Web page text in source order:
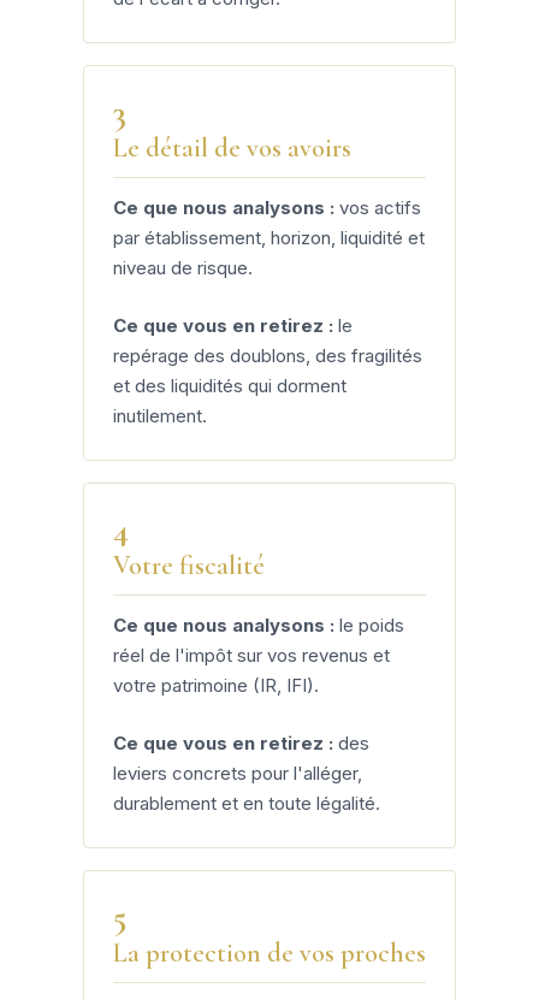
3
Le détail de vos avoirs
Ce que nous analysons : vos actifs
par établissement, horizon, liquidité et
niveau de risque.
Ce que vous en retirez : le
repérage des doublons, des fragilités
et des liquidités qui dorment
inutilement.
4
Votre fiscalité
Ce que nous analysons : le poids
réel de l'impôt sur vos revenus et
votre patrimoine (IR, IFI).
Ce que vous en retirez : des
leviers concrets pour l'alléger,
durablement et en toute légalité.
5
La protection de vos proches